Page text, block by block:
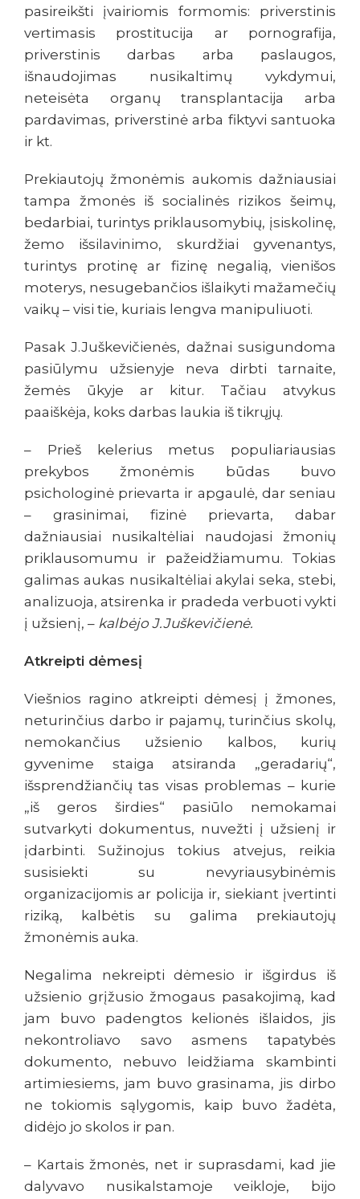
pasireikšti įvairiomis formomis: priverstinis
vertimasis prostitucija ar pornografija,
priverstinis darbas arba paslaugos,
išnaudojimas nusikaltimų vykdymui,
neteisėta organų transplantacija arba
pardavimas, priverstinė arba fiktyvi santuoka
ir kt.
Prekiautojų žmonėmis aukomis dažniausiai
tampa žmonės iš socialinės rizikos šeimų,
bedarbiai, turintys priklausomybių, įsiskolinę,
žemo išsilavinimo, skurdžiai gyvenantys,
turintys protinę ar fizinę negalią, vienišos
moterys, nesugebančios išlaikyti mažamečių
vaikų – visi tie, kuriais lengva manipuliuoti.
Pasak J.Juškevičienės, dažnai susigundoma
pasiūlymu užsienyje neva dirbti tarnaite,
žemės ūkyje ar kitur. Tačiau atvykus
paaiškėja, koks darbas laukia iš tikrųjų.
– Prieš kelerius metus populiariausias
prekybos žmonėmis būdas buvo
psichologinė prievarta ir apgaulė, dar seniau
– grasinimai, fizinė prievarta, dabar
dažniausiai nusikaltėliai naudojasi žmonių
priklausomumu ir pažeidžiamumu. Tokias
galimas aukas nusikaltėliai akylai seka, stebi,
analizuoja, atsirenka ir pradeda verbuoti vykti
į užsienį, – kalbėjo J.Juškevičienė.
Atkreipti dėmesį
Viešnios ragino atkreipti dėmesį į žmones,
neturinčius darbo ir pajamų, turinčius skolų,
nemokančius užsienio kalbos, kurių
gyvenime staiga atsiranda „geradarių“,
išsprendžiančių tas visas problemas – kurie
„iš geros širdies“ pasiūlo nemokamai
sutvarkyti dokumentus, nuvežti į užsienį ir
įdarbinti. Sužinojus tokius atvejus, reikia
susisiekti su nevyriausybinėmis
organizacijomis ar policija ir, siekiant įvertinti
riziką, kalbėtis su galima prekiautojų
žmonėmis auka.
Negalima nekreipti dėmesio ir išgirdus iš
užsienio grįžusio žmogaus pasakojimą, kad
jam buvo padengtos kelionės išlaidos, jis
nekontroliavo savo asmens tapatybės
dokumento, nebuvo leidžiama skambinti
artimiesiems, jam buvo grasinama, jis dirbo
ne tokiomis sąlygomis, kaip buvo žadėta,
didėjo jo skolos ir pan.
– Kartais žmonės, net ir suprasdami, kad jie
dalyvavo nusikalstamoje veikloje, bijo